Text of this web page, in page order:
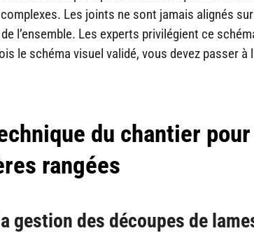
Les joints ne sont jamais alignés
l’ensemble. Les experts privilégient ce
le schéma visuel validé, vous devez passer à
du chantier
rangées
gestion des découpes de